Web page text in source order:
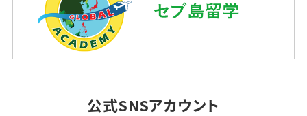
公式SNSアカウント